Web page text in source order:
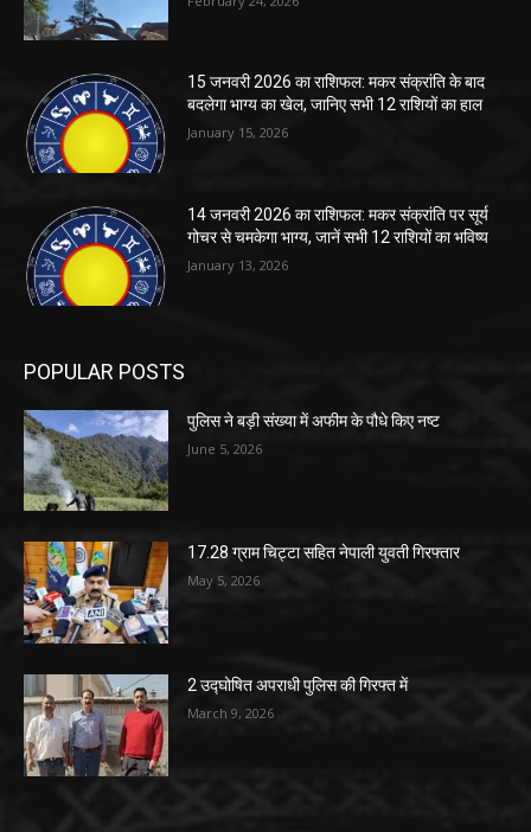
15 जनवरी 2026 का राशिफल: मकर संक्रांति के बाद
बदलेगा भाग्य का खेल, जानिए सभी 12 राशियों का हाल
January 15, 2026
14 जनवरी 2026 का राशिफल: मकर संक्रांति पर सूर्य
गोचर से चमकेगा भाग्य, जानें सभी 12 राशियों का भविष्य
January 13, 2026
POPULAR POSTS
पुलिस ने बड़ी संख्या में अफीम के पौधे किए नष्ट
June 5, 2026
17.28 ग्राम चिट्टा सहित नेपाली युवती गिरफ्तार
May 5, 2026
2 उद्घोषित अपराधी पुलिस की गिरफ्त में
March 9, 2026